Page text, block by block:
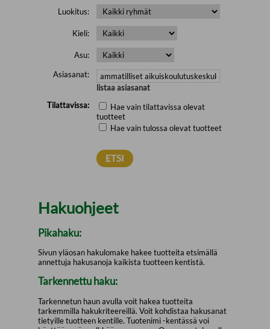
Luokitus:
Kieli:
Asu:
Asiasanat:
listaa asiasanat
Tilattavissa:
Hae vain tilattavissa olevat
tuotteet
Hae vain tulossa olevat tuotteet
Hakuohjeet
Pikahaku:
Sivun yläosan hakulomake hakee tuotteita etsimällä
annettuja hakusanoja kaikista tuotteen kentistä.
Tarkennettu haku:
Tarkennetun haun avulla voit hakea tuotteita
tarkemmilla hakukriteereillä. Voit kohdistaa hakusanat
tietyille tuotteen kentille. Tuotenimi -kentässä voi